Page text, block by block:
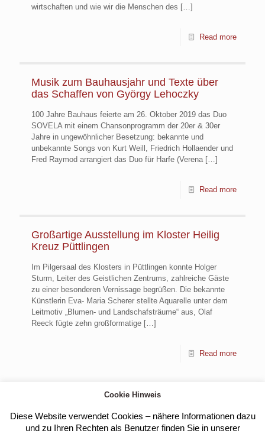
wirtschaften und wie wir die Menschen des […]
Read more
Musik zum Bauhausjahr und Texte über
das Schaffen von György Lehoczky
100 Jahre Bauhaus feierte am 26. Oktober 2019 das Duo
SOVELA mit einem Chansonprogramm der 20er & 30er
Jahre in ungewöhnlicher Besetzung: bekannte und
unbekannte Songs von Kurt Weill, Friedrich Hollaender und
Fred Raymod arrangiert das Duo für Harfe (Verena[…]
Read more
Großartige Ausstellung im Kloster Heilig
Kreuz Püttlingen
Im Pilgersaal des Klosters in Püttlingen konnte Holger
Sturm, Leiter des Geistlichen Zentrums, zahlreiche Gäste
zu einer besonderen Vernissage begrüßen. Die bekannte
Künstlerin Eva- Maria Scherer stellte Aquarelle unter dem
Leitmotiv „Blumen- und Landschafsträume“ aus, Olaf
Reeck fügte zehn großformatige […]
Read more
Cookie Hinweis
Diese Website verwendet Cookies – nähere Informationen dazu
und zu Ihren Rechten als Benutzer finden Sie in unserer